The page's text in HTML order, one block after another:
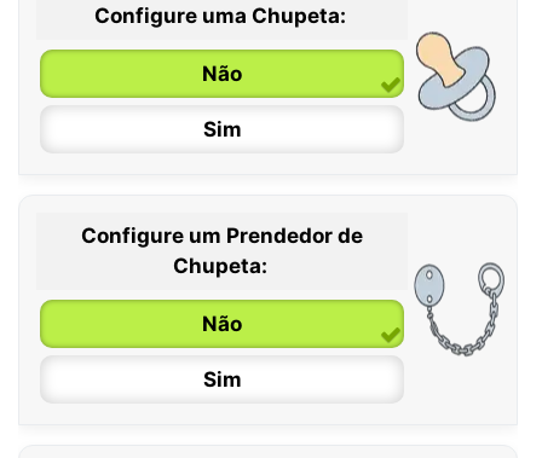
Configure uma Chupeta:
Não
Sim
0 / 6 meses
6 / 36 meses
Configure um Prendedor de
Chupeta:
Não
Sim